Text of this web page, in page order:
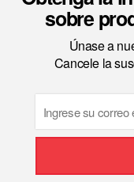
sobre
Únase a
Cancele la